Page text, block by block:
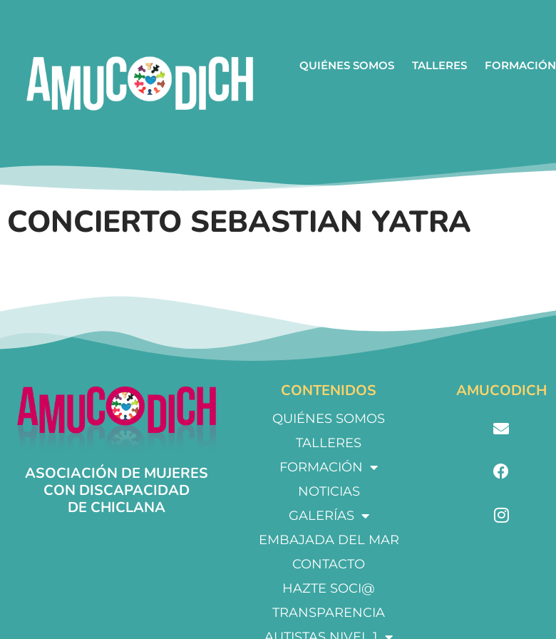
QUIÉNES SOMOS TALLERES FORMACIÓN
CONCIERTO SEBASTIAN YATRA
ASOCIACIÓN DE MUJERES
CON DISCAPACIDAD
DE CHICLANA
CONTENIDOS
QUIÉNES SOMOS
TALLERES
FORMACIÓN
NOTICIAS
GALERÍAS
EMBAJADA DEL MAR
CONTACTO
HAZTE SOCI@
TRANSPARENCIA
AMUCODICH